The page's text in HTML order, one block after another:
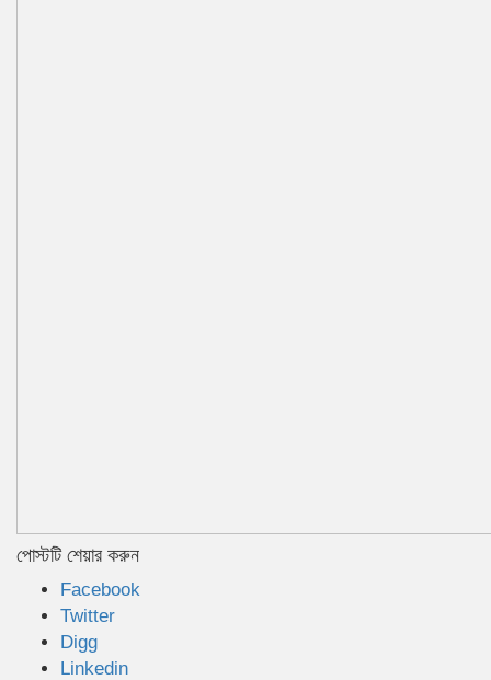
পোস্টটি শেয়ার করুন
Facebook
Twitter
Digg
Linkedin